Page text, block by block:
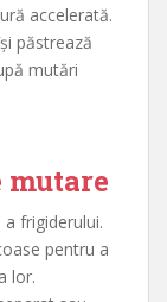
accelerată.
păstrează
mutări
frigiderului.
pentru a
lor.